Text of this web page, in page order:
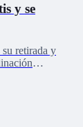
y se
retirada y